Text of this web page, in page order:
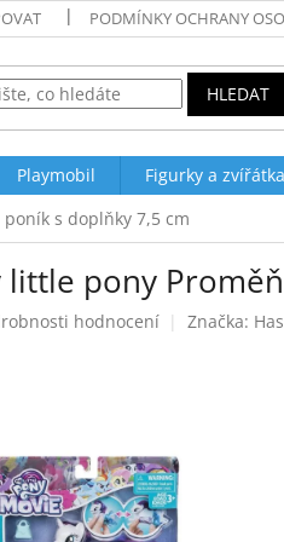
PODMÍNKY OCHRANY
HLEDAT
Playmobil Figurky a zvířátka
s doplňky 7,5 cm
little pony
hodnocení Značka: